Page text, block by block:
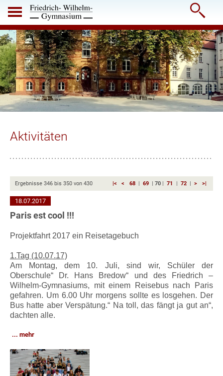

Aktivitäten
Ergebnisse 346 bis 350 von 430 |< < 68 69 |70 71 72 > >|
18.07.2017
Paris est cool !!!
Projektfahrt 2017 ein Reisetagebuch
1.Tag (10.07.17)
Am Montag, dem 10. Juli, sind wir, Schüler der
Oberschule“ Dr. Hans Bredow“ und des Friedrich –
Wilhelm-Gymnasiums, mit einem Reisebus nach Paris
gefahren. Um 6.00 Uhr morgens sollte es losgehen. Der
Bus hatte aber Verspätung.“ Na toll, das fängt ja gut an“,
dachten alle.
mehr